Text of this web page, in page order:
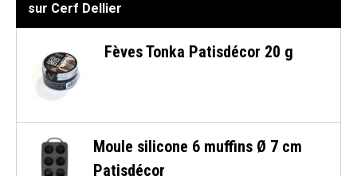
sur Cerf Dellier
Fèves Tonka Patisdécor 20 g
Moule silicone 6 muffins Ø 7 cm
Patisdécor